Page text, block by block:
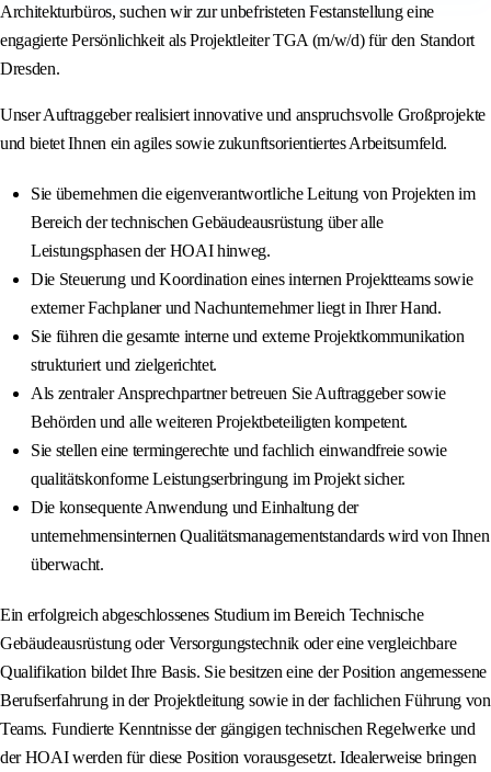
Architekturbüros, suchen wir zur unbefristeten Festanstellung eine
engagierte Persönlichkeit als Projektleiter TGA (m/w/d) für den Standort
Dresden.
Unser Auftraggeber realisiert innovative und anspruchsvolle Großprojekte
und bietet Ihnen ein agiles sowie zukunftsorientiertes Arbeitsumfeld.
Sie übernehmen die eigenverantwortliche Leitung von Projekten im
Bereich der technischen Gebäudeausrüstung über alle
Leistungsphasen der HOAI hinweg.
Die Steuerung und Koordination eines internen Projektteams sowie
externer Fachplaner und Nachunternehmer liegt in Ihrer Hand.
Sie führen die gesamte interne und externe Projektkommunikation
strukturiert und zielgerichtet.
Als zentraler Ansprechpartner betreuen Sie Auftraggeber sowie
Behörden und alle weiteren Projektbeteiligten kompetent.
Sie stellen eine termingerechte und fachlich einwandfreie sowie
qualitätskonforme Leistungserbringung im Projekt sicher.
Die konsequente Anwendung und Einhaltung der
unternehmensinternen Qualitätsmanagementstandards wird von Ihnen
überwacht.
Ein erfolgreich abgeschlossenes Studium im Bereich Technische
Gebäudeausrüstung oder Versorgungstechnik oder eine vergleichbare
Qualifikation bildet Ihre Basis. Sie besitzen eine der Position angemessene
Berufserfahrung in der Projektleitung sowie in der fachlichen Führung von
Teams. Fundierte Kenntnisse der gängigen technischen Regelwerke und
der HOAI werden für diese Position vorausgesetzt. Idealerweise bringen